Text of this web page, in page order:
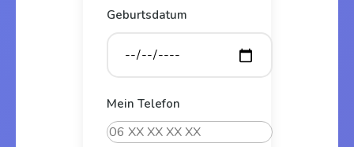
Geburtsdatum
Mein Telefon